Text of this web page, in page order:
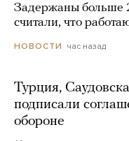
Задержаны больше
считали, что
НОВОСТИ час назад
Турция,
подписали
обороне